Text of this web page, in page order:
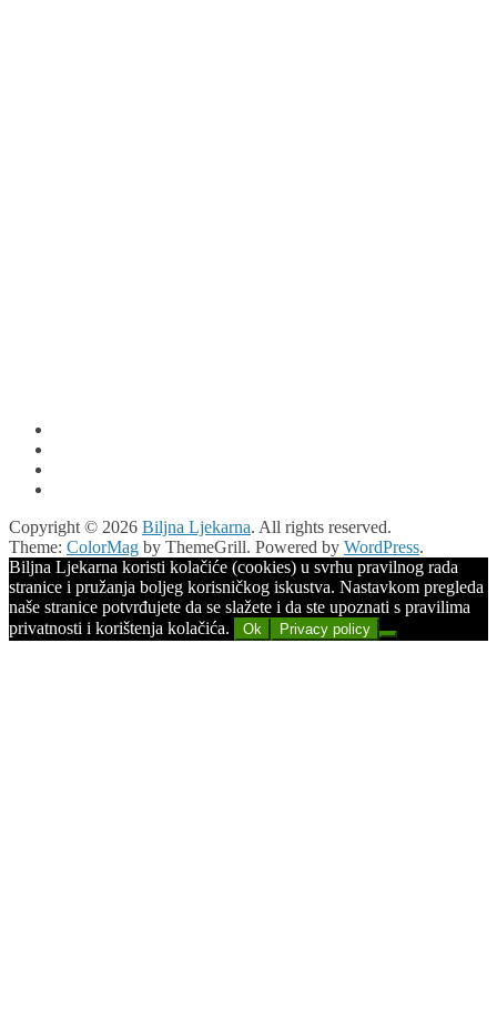
Copyright © 2026 Biljna Ljekarna. All rights reserved.
Theme: ColorMag by ThemeGrill. Powered by WordPress.
Biljna Ljekarna koristi kolačiće (cookies) u svrhu pravilnog rada
stranice i pružanja boljeg korisničkog iskustva. Nastavkom pregleda
naše stranice potvrđujete da se slažete i da ste upoznati s pravilima
privatnosti i korištenja kolačića.
Ok Privacy policy